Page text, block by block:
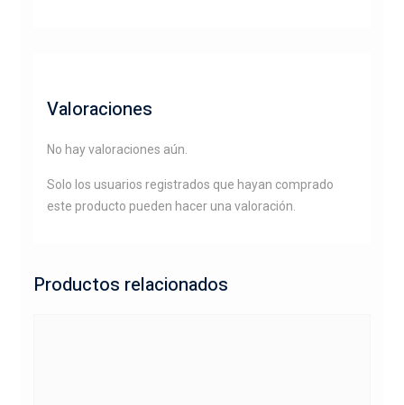
Valoraciones
No hay valoraciones aún.
Solo los usuarios registrados que hayan comprado
este producto pueden hacer una valoración.
Productos relacionados